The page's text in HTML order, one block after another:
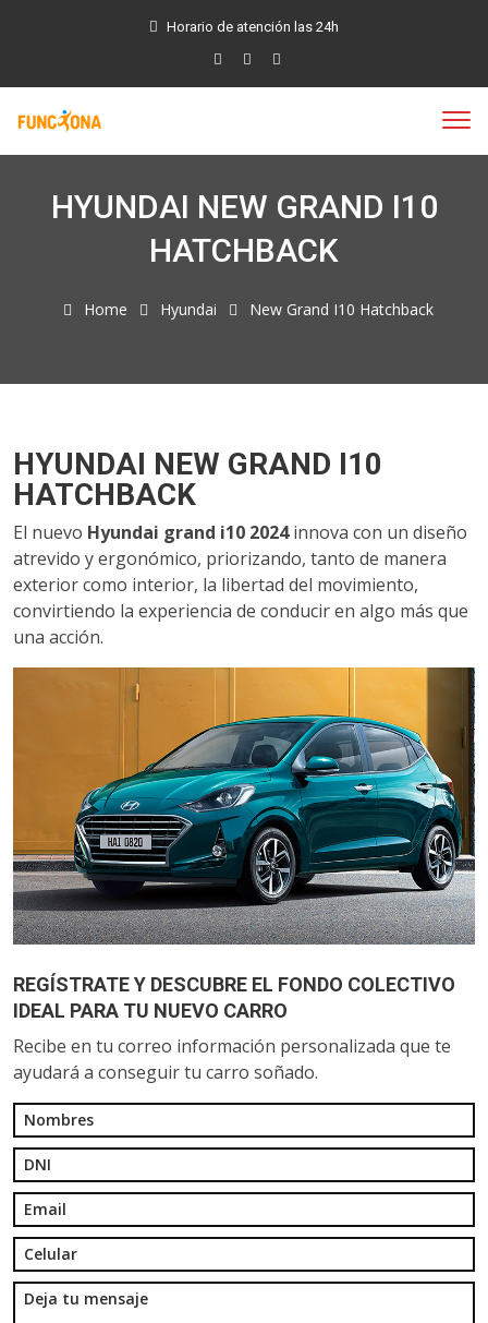
Horario de atención las 24h
HYUNDAI NEW GRAND I10
HATCHBACK
Home Hyundai New Grand I10 Hatchback
HYUNDAI NEW GRAND I10
HATCHBACK
El nuevo Hyundai grand i10 2024innova con un diseño
atrevido y ergonómico, priorizando, tanto de manera
exterior como interior, la libertad del movimiento,
convirtiendo la experiencia de conducir en algo más que
una acción.
REGÍSTRATE Y DESCUBRE EL FONDO COLECTIVO
IDEAL PARA TU NUEVO CARRO
Recibe en tu correo información personalizada que te
ayudará a conseguir tu carro soñado.